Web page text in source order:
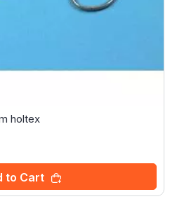
holtex
to Cart